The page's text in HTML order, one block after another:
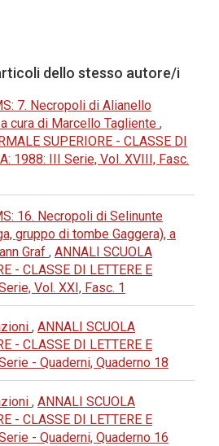
dello stesso autore/i
7. Necropoli di Alianello
cura di Marcello Tagliente ,
SUPERIORE - CLASSE DI
1988: III Serie, Vol. XVIII, Fasc.
16. Necropoli di Selinunte
gruppo di tombe Gaggera), a
Graf , ANNALI SCUOLA
- CLASSE DI LETTERE E
Vol. XXI, Fasc. 1
, ANNALI SCUOLA
- CLASSE DI LETTERE E
- Quaderni, Quaderno 18
, ANNALI SCUOLA
- CLASSE DI LETTERE E
- Quaderni, Quaderno 16